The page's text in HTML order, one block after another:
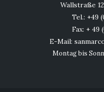
Wallstraße
Tel.: +49
Fax: + 49
E-Mail:
Montag bis